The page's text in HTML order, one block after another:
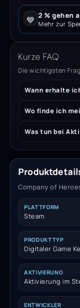
💙 2 % gehen
Mehr zur
Kurze FAQ
Die wichtigsten
Wann erhalte
Wo finde ich
Was tun bei
Company of
PLATTFORM
Steam
PRODUKTTYP
Digitaler Game
AKTIVIERUNG
Aktivierung im
ENTWICKLER